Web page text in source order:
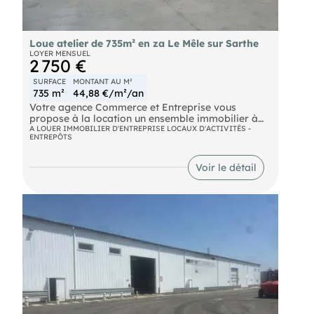
Loue atelier de 735m² en za Le Mêle sur Sarthe
LOYER MENSUEL
2 750 €
SURFACE
735 m²
MONTANT AU M²
44,88 €/m²/an
Votre agence Commerce et Entreprise vous
propose à la location un ensemble immobilier à
usage d'activité et d'atelier, situé dans une petite
zone d'activités sur la commune du Mêle sur
de Paris, Il est composé d'un atelier 635 m² avec
mezzanine, une partie bureau avec sanitaire, pour
un terrain de 3100 m², conviendrait aux secteurs
travaux public, location de matériel ..........
A LOUER IMMOBILIER D'ENTREPRISE LOCAUX D'ACTIVITÉS -
ENTREPÔTS
Voir le détail